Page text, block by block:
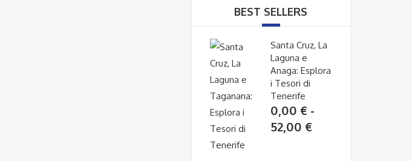
BEST SELLERS
Santa Cruz, La
Laguna e
Anaga: Esplora
i Tesori di
Tenerife
0,00 € -
52,00 €Fascia